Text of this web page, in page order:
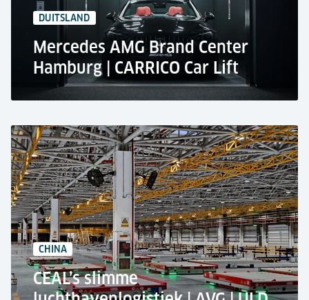
DUITSLAND
Mercedes AMG Brand Center
Hamburg | CARRICO Car Lift
AMG Brand Center in Hamburg, Germany
CARRICO car lift
2 stops
3,500 kg rated load
CHINA
CEAL’s slimme